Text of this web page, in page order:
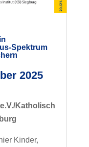
Spektrum
2025
Katholisch
Kinder,